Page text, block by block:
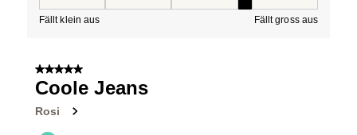
Fällt klein aus Fällt gross aus
5 von 5 Sternen.
Coole Jeans
Rosi